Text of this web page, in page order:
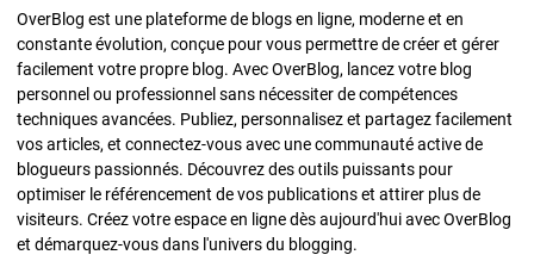
OverBlog est une plateforme de blogs en ligne, moderne et en
constante évolution, conçue pour vous permettre de créer et gérer
facilement votre propre blog. Avec OverBlog, lancez votre blog
personnel ou professionnel sans nécessiter de compétences
techniques avancées. Publiez, personnalisez et partagez facilement
vos articles, et connectez-vous avec une communauté active de
blogueurs passionnés. Découvrez des outils puissants pour
optimiser le référencement de vos publications et attirer plus de
visiteurs. Créez votre espace en ligne dès aujourd'hui avec OverBlog
et démarquez-vous dans l'univers du blogging.